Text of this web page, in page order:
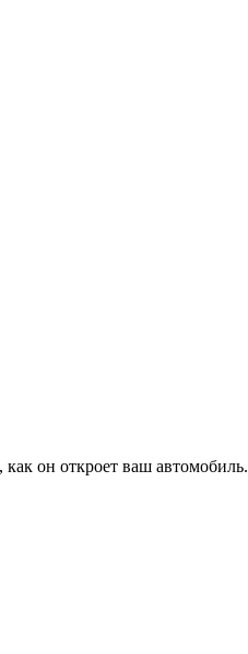
он откроет ваш автомобиль.